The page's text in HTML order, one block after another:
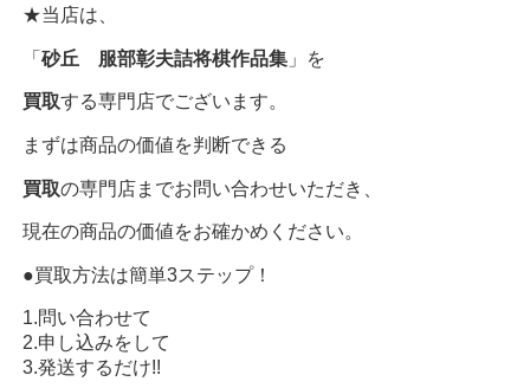
★当店は、
「 砂丘 服部彰夫詰将棋作品集」を
買取する専門店でございます。
まずは商品の価値を判断できる
買取の専門店までお問い合わせいただき、
現在の商品の価値をお確かめください。
●買取方法は簡単3ステップ！
1.問い合わせて
2.申し込みをして
3.発送するだけ!!